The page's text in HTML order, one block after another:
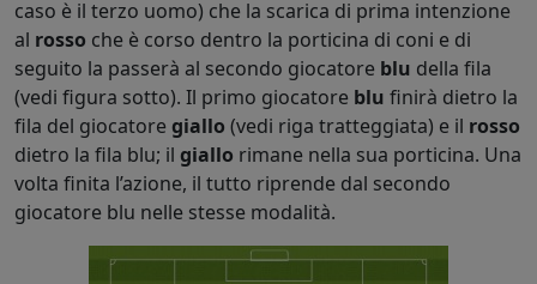
caso è il terzo uomo) che la scarica di prima intenzione
al rosso che è corso dentro la porticina di coni e di
seguito la passerà al secondo giocatore blu della fila
(vedi figura sotto). Il primo giocatore blu finirà dietro la
fila del giocatore giallo (vedi riga tratteggiata) e il rosso
dietro la fila blu; il giallo rimane nella sua porticina. Una
volta finita l’azione, il tutto riprende dal secondo
giocatore blu nelle stesse modalità.